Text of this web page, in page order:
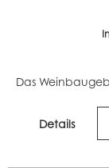
Details